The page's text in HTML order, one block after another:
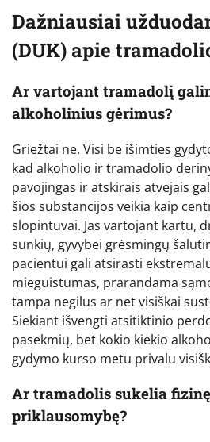
Dažniausiai
(DUK) apie
Ar vartojant tramadolį
alkoholinius gėrimus?
Griežtai ne. Visi be išimties
kad alkoholio ir tramadolio
pavojingas ir atskirais atvejais
šios substancijos veikia kaip
slopintuvai. Jas vartojant kartu,
sunkių, gyvybei grėsmingų
pacientui gali atsirasti
mieguistumas, prarandama
tampa negilus ar net visiškai
Siekiant išvengti atsitiktinio
pasekmių, bet kokio kiekio
gydymo kurso metu privalu
Ar tramadolis sukelia
priklausomybę?